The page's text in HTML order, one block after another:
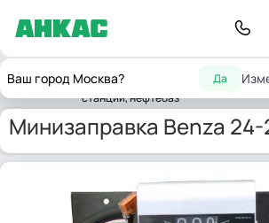
Ваш город Москва? Да
Главнаяавтозаправочных
станций, нефтебаз
Минизаправка Benza